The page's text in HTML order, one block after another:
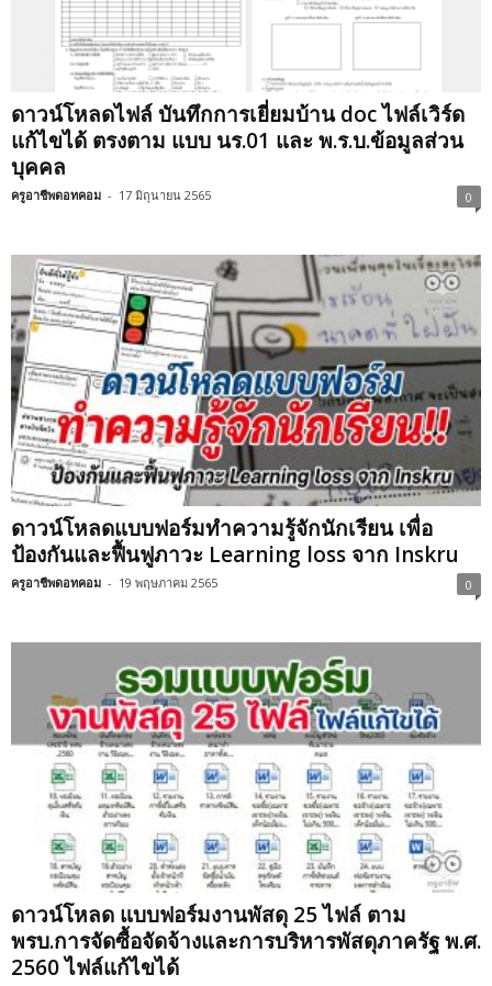
ดาวน์โหลดไฟล์ บันทึกการเยี่ยมบ้าน doc ไฟล์เวิร์ด
แก้ไขได้ ตรงตาม แบบ นร.01 และ พ.ร.บ.ข้อมูลส่วน
บุคคล
ครูอาชีพดอทคอม - 17 มิถุนายน 2565 0
ดาวน์โหลดแบบฟอร์มทำความรู้จักนักเรียน เพื่อ
ป้องกันและฟื้นฟูภาวะ Learning loss จาก Inskru
ครูอาชีพดอทคอม - 19 พฤษภาคม 2565 0
ดาวน์โหลด แบบฟอร์มงานพัสดุ 25 ไฟล์ ตาม
พรบ.การจัดซื้อจัดจ้างและการบริหารพัสดุภาครัฐ พ.ศ.
2560 ไฟล์แก้ไขได้